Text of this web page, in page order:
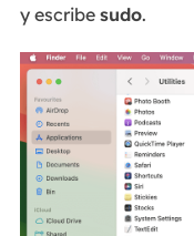
y escribe sudo.